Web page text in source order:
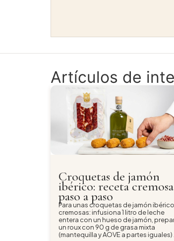
Artículos de
Croquetas de jamón
ibérico: receta cremosa
paso a paso
Para unas croquetas de jamón ibérico
cremosas: infusiona 1 litro de leche
entera con un hueso de jamón,
un roux con 90 g de grasa mixta
(mantequilla y AOVE a partes iguales) y